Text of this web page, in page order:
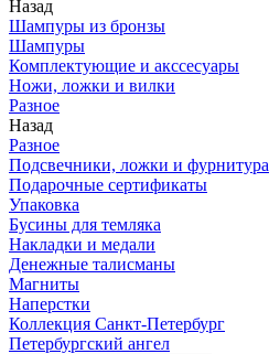
Назад
Шампуры из бронзы
Шампуры
Комплектующие и акссесуары
Ножи, ложки и вилки
Разное
Назад
Разное
Подсвечники, ложки и фурнитура
Подарочные сертификаты
Упаковка
Бусины для темляка
Накладки и медали
Денежные талисманы
Магниты
Наперстки
Коллекция Санкт-Петербург
Петербургский ангел